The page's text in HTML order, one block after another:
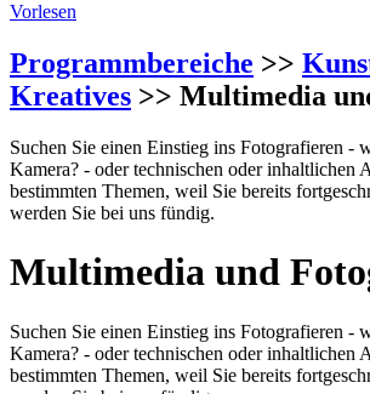
Vorlesen
Programmbereiche >>
Kreatives >> Multimedia
Suchen Sie einen Einstieg ins Fotografieren -
Kamera? - oder technischen oder inhaltlichen
bestimmten Themen, weil Sie bereits
werden Sie bei uns fündig.
Multimedia und
Suchen Sie einen Einstieg ins Fotografieren -
Kamera? - oder technischen oder inhaltlichen
bestimmten Themen, weil Sie bereits